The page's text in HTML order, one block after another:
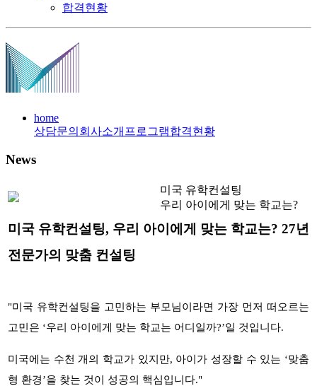
합격현황
home
상담문의 회사소개 프로그램합격현황
News
미국 유학컨설팅
우리 아이에게 맞는 학교는?
미국 유학컨설팅, 우리 아이에게 맞는 학교는? 27년
전문가의 맞춤 컨설팅
"미국 유학컨설팅을 고민하는 부모님이라면 가장 먼저 떠오르는
고민은 ‘우리 아이에게 맞는 학교는 어디일까?’일 것입니다.
미국에는 수천 개의 학교가 있지만, 아이가 성장할 수 있는 ‘맞춤
형 환경’을 찾는 것이 성공의 핵심입니다."